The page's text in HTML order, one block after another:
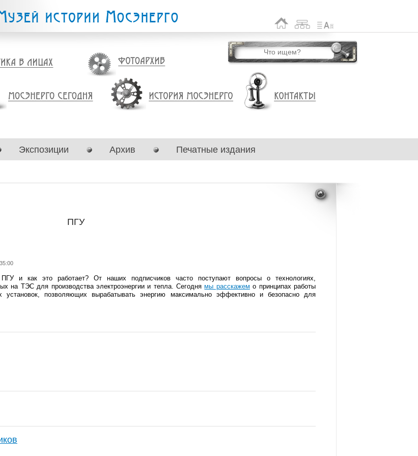
Экспозиции Архив Печатные издания
ПГУ
и как это работает? От наших подписчиков часто поступают вопросы о технологиях,
на ТЭС для производства электроэнергии и тепла. Сегоднямы расскажем о принципах работы
установок, позволяющих вырабатывать энергию максимально эффективно и безопасно для